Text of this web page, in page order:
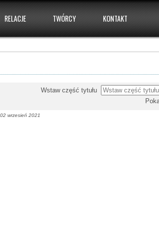
RELACJE TWÓRCY KONTAKT
Wstaw część tytułu
02 wrzesień 2021